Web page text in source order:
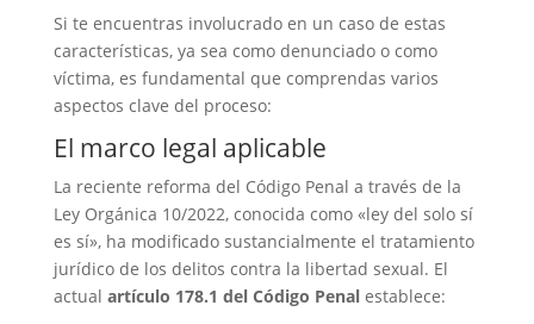
Si te encuentras involucrado en un caso de estas
características, ya sea como denunciado o como
víctima, es fundamental que comprendas varios
aspectos clave del proceso:
El marco legal aplicable
La reciente reforma del Código Penal a través de la
Ley Orgánica 10/2022, conocida como «ley del solo sí
es sí», ha modificado sustancialmente el tratamiento
jurídico de los delitos contra la libertad sexual. El
actual artículo 178.1 del Código Penalestablece: